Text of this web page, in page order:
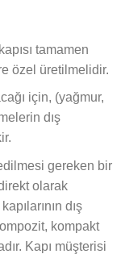
tamamen
özel üretilmelidir.
için, (yağmur,
dış
gereken bir
olarak
dış
kompakt
Kapı müşterisi